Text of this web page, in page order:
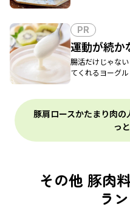
PR
運動が続
腸活だけじゃな
てくれるヨーグ
豚肩ロースかたまり肉
っ
その他 豚肉
ラ